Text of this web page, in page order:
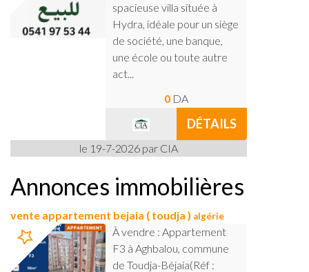
spacieuse villa située à
Hydra, idéale pour un siège
de société, une banque,
une école ou toute autre
act...
0 DA
DÉTAILS
le 19-7-2026 par CIA
Annonces immobilières
vente appartement bejaia ( toudja ) algérie
À vendre : Appartement
F3 à Aghbalou, commune
de Toudja-Béjaia(Réf :